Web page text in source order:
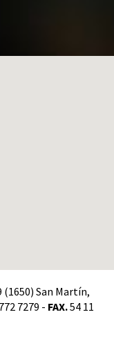
(1650) San Martín,
7279 - FAX.54 11